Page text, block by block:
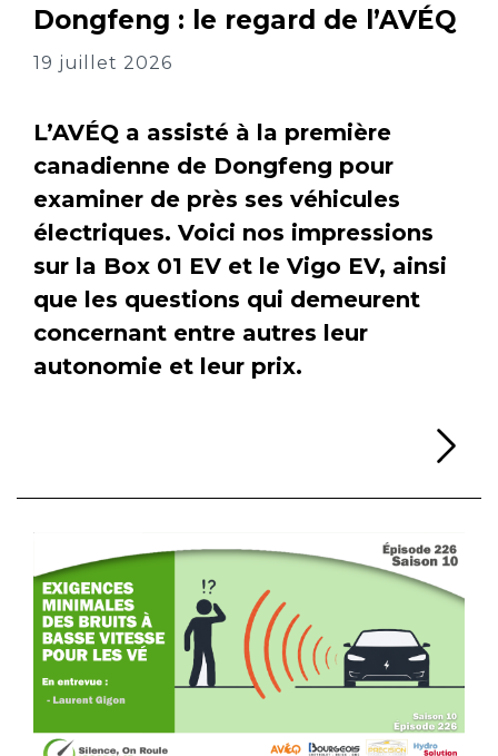
Dongfeng : le regard de l’AVÉQ
19 juillet 2026
L’AVÉQ a assisté à la première
canadienne de Dongfeng pour
examiner de près ses véhicules
électriques. Voici nos impressions
sur la Box 01 EV et le Vigo EV, ainsi
que les questions qui demeurent
concernant entre autres leur
autonomie et leur prix.